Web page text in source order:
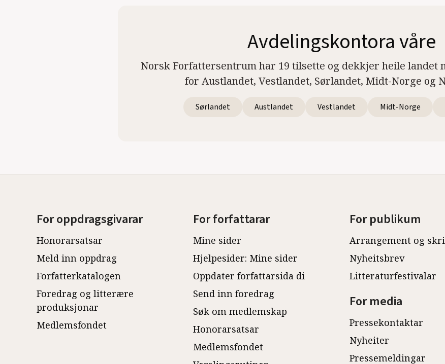
Avdelingskontora våre
Norsk Forfattersentrum har 19 tilsette og dekkjer heile landet
for Austlandet, Vestlandet, Sørlandet, Midt-Norge og
Sørlandet Austlandet Vestlandet Midt-Norge
For oppdragsgivarar
Honorarsatsar
Meld inn oppdrag
Forfatterkatalogen
Foredrag og litterære
produksjonar
Medlemsfondet
For forfattarar
Mine sider
Hjelpesider: Mine sider
Oppdater forfattarsida di
Send inn foredrag
Søk om medlemskap
Honorarsatsar
Medlemsfondet
For publikum
Arrangement og
Nyheitsbrev
Litteraturfestivalar
For media
Pressekontaktar
Nyheiter
Pressemeldingar